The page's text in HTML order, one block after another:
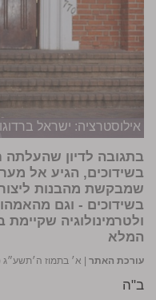
אילוסטרציה: ישראל
בתגובה לדיון שהעלתה
בשידוכים, הגיע אל
שמבקשת מהבנות
בשידוכים - וגם
ולטרמינולוגיה שקיימת
המלא
עורכת האתר א׳ בתמוז ה׳תשע״ג (א׳
ב"ה